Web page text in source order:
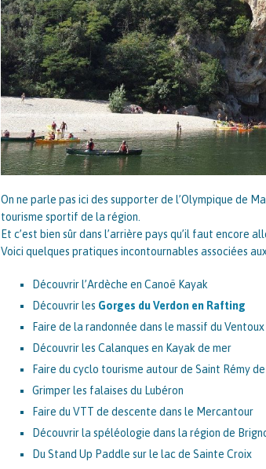
On ne parle pas ici des supporter de l’Olympique de
tourisme sportif de la région.
Et c’est bien sûr dans l’arrière pays qu’il faut encore
Voici quelques pratiques incontournables associées
Découvrir l’Ardèche en Canoë Kayak
Découvrir les Gorges du Verdon en Rafting
Faire de la randonnée dans le massif du Ventoux
Découvrir les Calanques en Kayak de mer
Faire du cyclo tourisme autour de Saint Rémy
Grimper les falaises du Lubéron
Faire du VTT de descente dans le Mercantour
Découvrir la spéléologie dans la région de
Du Stand Up Paddle sur le lac de Sainte Croix